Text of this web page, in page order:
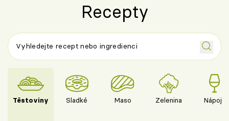
Recepty
Těstoviny Sladké Maso Zelenina Nápoje